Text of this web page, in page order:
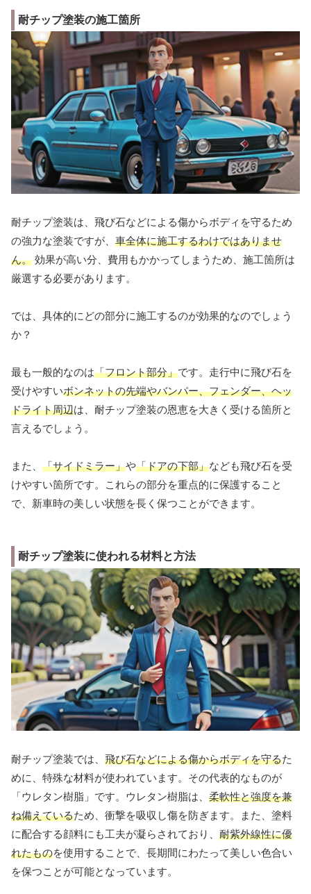
耐チップ塗装の施工箇所
耐チップ塗装は、飛び石などによる傷からボディを守るため
の強力な塗装ですが、 車全体に施工するわけではありませ
ん。 効果が高い分、費用もかかってしまうため、施工箇所は
厳選する必要があります。
では、具体的にどの部分に施工するのが効果的なのでしょう
か？
最も一般的なのは「フロント部分」です。走行中に飛び石を
受けやすいボンネットの先端やバンパー、フェンダー、ヘッ
ドライト周辺は、耐チップ塗装の恩恵を大きく受ける箇所と
言えるでしょう。
また、 「サイドミラー」や「ドアの下部」なども飛び石を受
けやすい箇所です。これらの部分を重点的に保護すること
で、新車時の美しい状態を長く保つことができます。
耐チップ塗装に使われる材料と方法
耐チップ塗装では、 飛び石などによる傷からボディを守るた
めに、特殊な材料が使われています。その代表的なものが
「ウレタン樹脂」です。ウレタン樹脂は、 柔軟性と強度を兼
ね備えているため、衝撃を吸収し傷を防ぎます。また、塗料
に配合する顔料にも工夫が凝らされており、 耐紫外線性に優
れたものを使用することで、長期間にわたって美しい色合い
を保つことが可能となっています。